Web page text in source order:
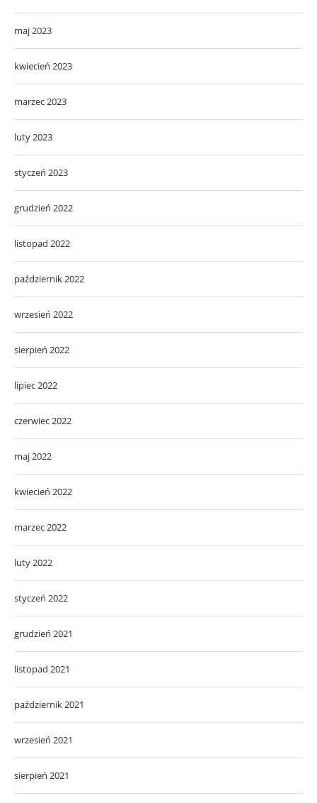
maj 2023
kwiecień 2023
marzec 2023
luty 2023
styczeń 2023
grudzień 2022
listopad 2022
październik 2022
wrzesień 2022
sierpień 2022
lipiec 2022
czerwiec 2022
maj 2022
kwiecień 2022
marzec 2022
luty 2022
styczeń 2022
grudzień 2021
listopad 2021
październik 2021
wrzesień 2021
sierpień 2021